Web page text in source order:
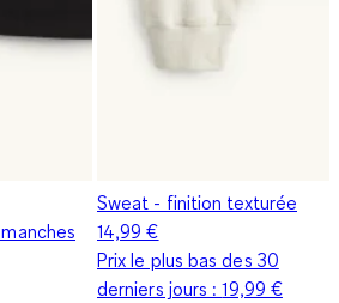
Sweat - finition texturée
14,99 €
Prix le plus bas des 30
derniers jours :19,99 €